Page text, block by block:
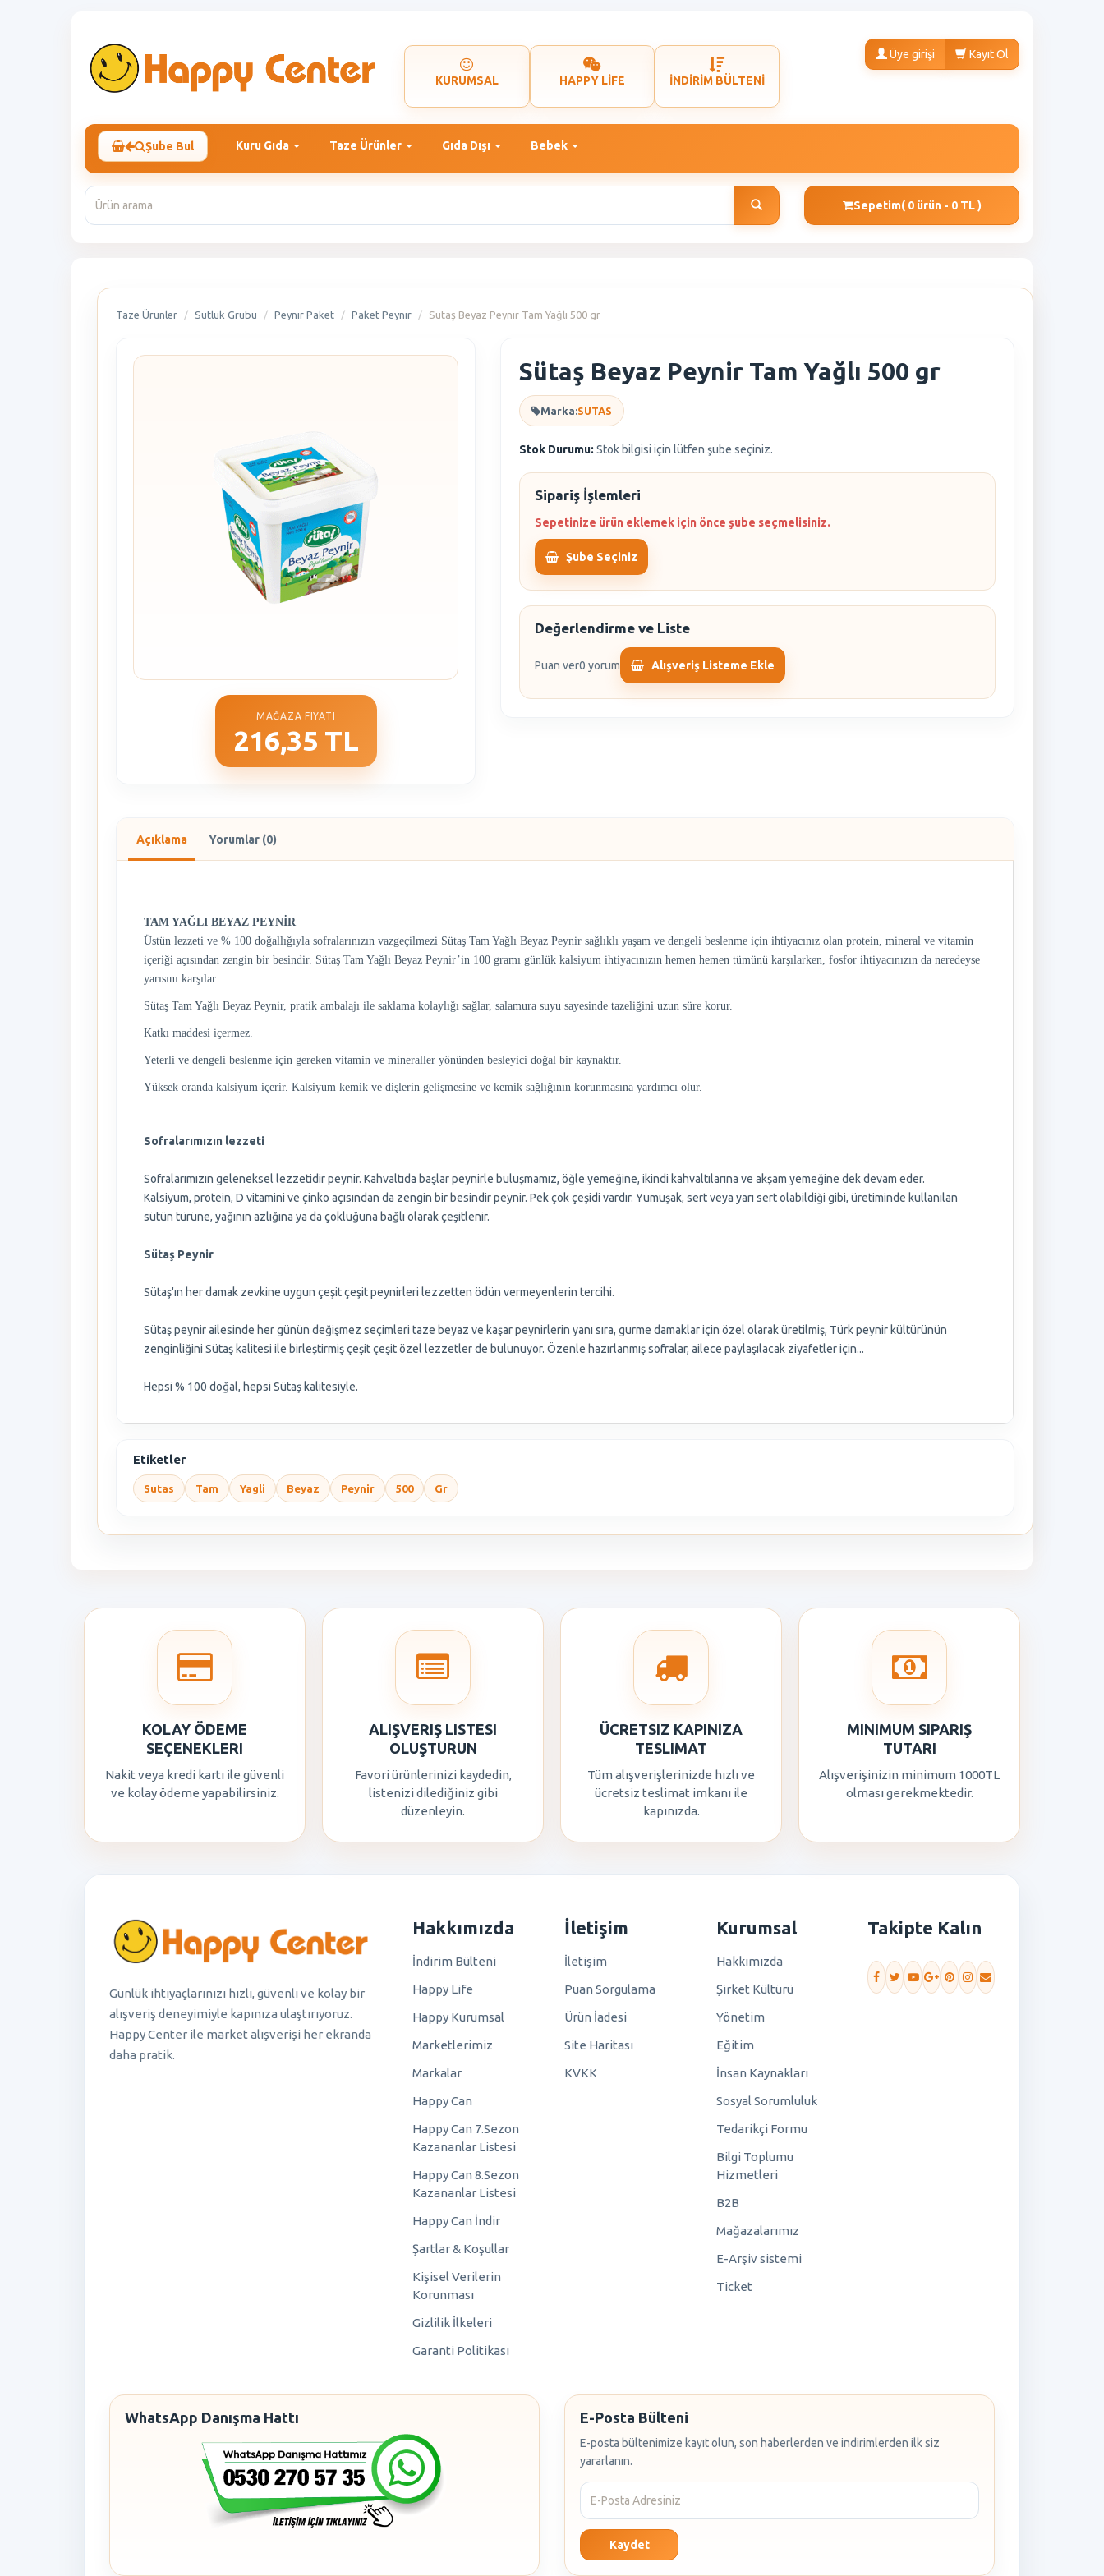
KURUMSAL HAPPY LİFE İNDİRİM BÜLTENİ
Üye girişi Kayıt Ol
Şube Bul Kuru Gıda Taze Ürünler Gıda Dışı Bebek
Sepetim( 0 ürün - 0 TL )
Taze Ürünler Sütlük Grubu Peynir Paket Paket Peynir Sütaş Beyaz Peynir Tam Yağlı 500 gr
MAĞAZA FIYATI
216,35 TL
Sütaş Beyaz Peynir Tam Yağlı 500 gr
Marka:SUTAS
Stok Durumu: Stok bilgisi için lütfen şube seçiniz.
Sipariş İşlemleri
Sepetinize ürün eklemek için önce şube seçmelisiniz.
Şube Seçiniz
Değerlendirme ve Liste
Puan ver0 yorum Alışveriş Listeme Ekle
Açıklama Yorumlar (0)
TAM YAĞLI BEYAZ PEYNİR
Üstün lezzeti ve % 100 doğallığıyla sofralarınızın vazgeçilmezi Sütaş Tam Yağlı Beyaz Peynir sağlıklı yaşam ve dengeli beslenme için ihtiyacınız olan protein, mineral ve vitamin
içeriği açısından zengin bir besindir. Sütaş Tam Yağlı Beyaz Peynir’in 100 gramı günlük kalsiyum ihtiyacınızın hemen hemen tümünü karşılarken, fosfor ihtiyacınızın da neredeyse
yarısını karşılar.
Sütaş Tam Yağlı Beyaz Peynir, pratik ambalajı ile saklama kolaylığı sağlar, salamura suyu sayesinde tazeliğini uzun süre korur.
Katkı maddesi içermez.
Yeterli ve dengeli beslenme için gereken vitamin ve mineraller yönünden besleyici doğal bir kaynaktır.
Yüksek oranda kalsiyum içerir. Kalsiyum kemik ve dişlerin gelişmesine ve kemik sağlığının korunmasına yardımcı olur.
Sofralarımızın lezzeti
Sofralarımızın geleneksel lezzetidir peynir. Kahvaltıda başlar peynirle buluşmamız, öğle yemeğine, ikindi kahvaltılarına ve akşam yemeğine dek devam eder.
Kalsiyum, protein, D vitamini ve çinko açısından da zengin bir besindir peynir. Pek çok çeşidi vardır. Yumuşak, sert veya yarı sert olabildiği gibi, üretiminde kullanılan
sütün türüne, yağının azlığına ya da çokluğuna bağlı olarak çeşitlenir.
Sütaş Peynir
Sütaş'ın her damak zevkine uygun çeşit çeşit peynirleri lezzetten ödün vermeyenlerin tercihi.
Sütaş peynir ailesinde her günün değişmez seçimleri taze beyaz ve kaşar peynirlerin yanı sıra, gurme damaklar için özel olarak üretilmiş, Türk peynir kültürünün
zenginliğini Sütaş kalitesi ile birleştirmiş çeşit çeşit özel lezzetler de bulunuyor. Özenle hazırlanmış sofralar, ailece paylaşılacak ziyafetler için...
Hepsi % 100 doğal, hepsi Sütaş kalitesiyle.
Etiketler
Sutas Tam Yagli Beyaz Peynir 500 Gr
KOLAY ÖDEME
SEÇENEKLERI
Nakit veya kredi kartı ile güvenli
ve kolay ödeme yapabilirsiniz.
ALIŞVERIŞ LISTESI
OLUŞTURUN
Favori ürünlerinizi kaydedin,
listenizi dilediğiniz gibi
düzenleyin.
ÜCRETSIZ KAPINIZA
TESLIMAT
Tüm alışverişlerinizde hızlı ve
ücretsiz teslimat imkanı ile
kapınızda.
MINIMUM SIPARIŞ
TUTARI
Alışverişinizin minimum 1000TL
olması gerekmektedir.
Günlük ihtiyaçlarınızı hızlı, güvenli ve kolay bir
alışveriş deneyimiyle kapınıza ulaştırıyoruz.
Happy Center ile market alışverişi her ekranda
daha pratik.
Hakkımızda
İndirim Bülteni
Happy Life
Happy Kurumsal
Marketlerimiz
Markalar
Happy Can
Happy Can 7.Sezon
Kazananlar Listesi
Happy Can 8.Sezon
Kazananlar Listesi
Happy Can İndir
Şartlar & Koşullar
Kişisel Verilerin
Korunması
Gizlilik İlkeleri
Garanti Politikası
İletişim
İletişim
Puan Sorgulama
Ürün İadesi
Site Haritası
KVKK
Kurumsal
Hakkımızda
Şirket Kültürü
Yönetim
Eğitim
İnsan Kaynakları
Sosyal Sorumluluk
Tedarikçi Formu
Bilgi Toplumu
Hizmetleri
B2B
Mağazalarımız
E-Arşiv sistemi
Ticket
Takipte Kalın
WhatsApp Danışma Hattı E-Posta Bülteni
E-posta bültenimize kayıt olun, son haberlerden ve indirimlerden ilk siz
yararlanın.
Kaydet